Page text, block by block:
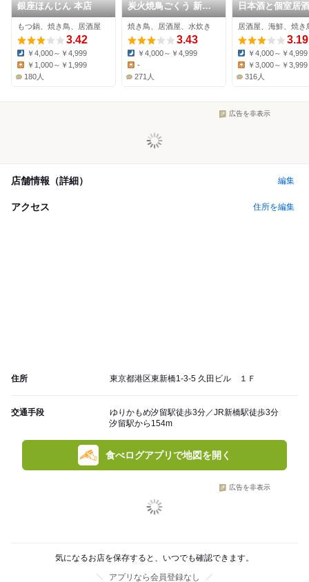
銀座ほんじん 本店
もつ鍋、焼き鳥、居酒屋
3.42
Dinner:
￥4,000～￥4,999
￥1,000～￥1,999
180人
炭火焼鳥ごくう 新橋
本店
焼き鳥、居酒屋、水炊き
3.43
Dinner:
￥4,000～￥4,999
-
271人
日本酒と個室居
まぐろ奉行とか
新橋店
居酒屋、海鮮、焼き
3.19
Dinner:
￥4,000～￥4,999
￥3,000～￥3,999
316人
広告を非表示
店舗情報（詳細） 編集
アクセス 住所を編集
住所 東京都港区東新橋1-3-5 久田ビル １Ｆ
交通手段
ゆりかもめ汐留駅徒歩3分／JR新橋駅徒歩3分
汐留駅から154m
食べログアプリで地図を開く
広告を非表示
気になるお店を保存すると、いつでも確認できます。
アプリなら会員登録なし